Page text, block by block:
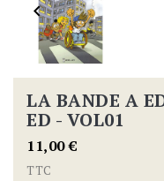

LA BANDE A
ED - VOL01
11,00 €
TTC